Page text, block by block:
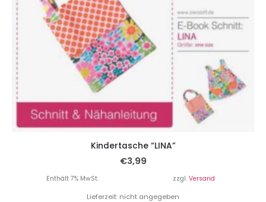
Kindertasche “LINA”
€3,99
Enthält 7% MwSt. zzgl. Versand
Lieferzeit: nicht angegeben